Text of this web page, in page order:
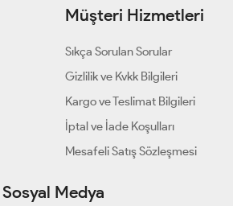
Müşteri Hizmetleri
Sıkça Sorulan Sorular
Gizlilik ve Kvkk Bilgileri
Kargo ve Teslimat Bilgileri
İptal ve İade Koşulları
Mesafeli Satış Sözleşmesi
Sosyal Medya